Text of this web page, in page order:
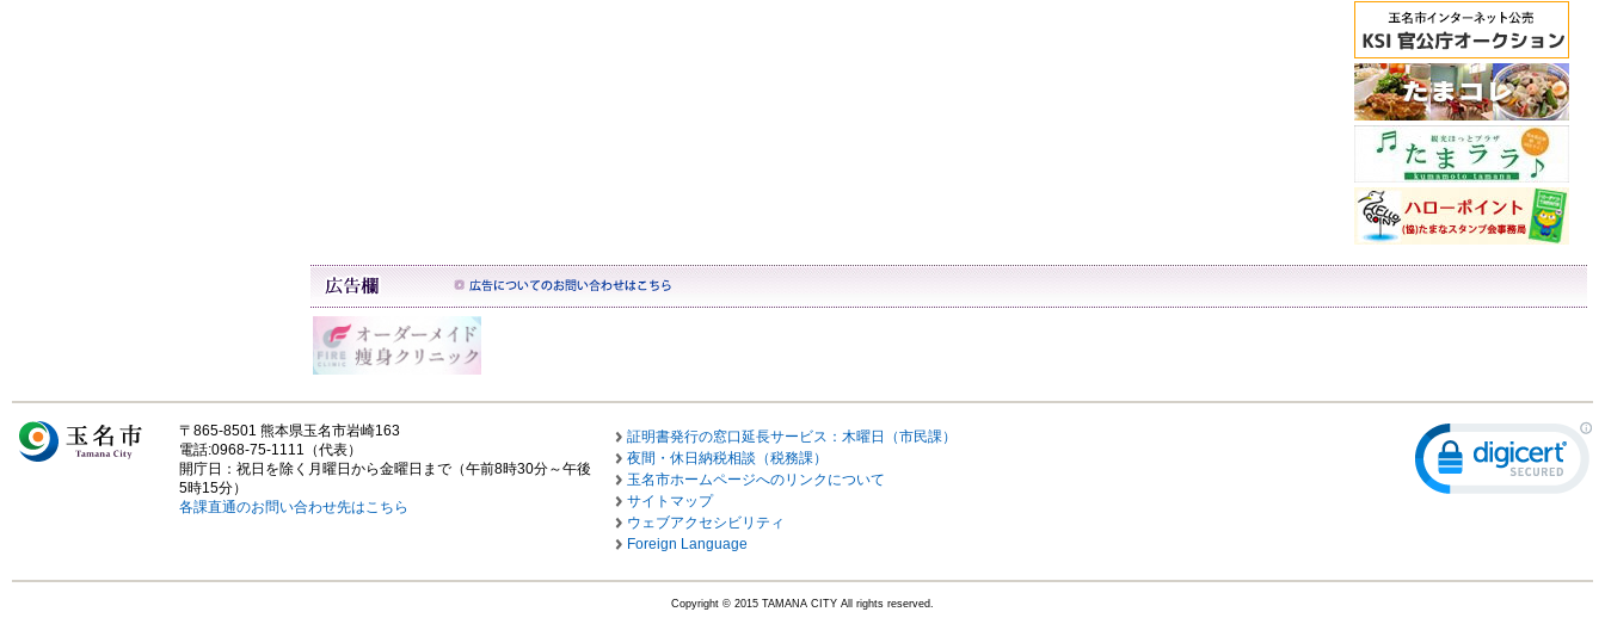
〒865-8501 熊本県玉名市岩崎163
電話:0968-75-1111（代表）
開庁日：祝日を除く月曜日から金曜日まで（午前8時30分～午後
5時15分）
各課直通のお問い合わせ先はこちら
証明書発行の窓口延長サービス：木曜日（市民課）
夜間・休日納税相談（税務課）
玉名市ホームページへのリンクについて
サイトマップ
ウェブアクセシビリティ
Foreign Language
Copyright © 2015 TAMANA CITY All rights reserved.